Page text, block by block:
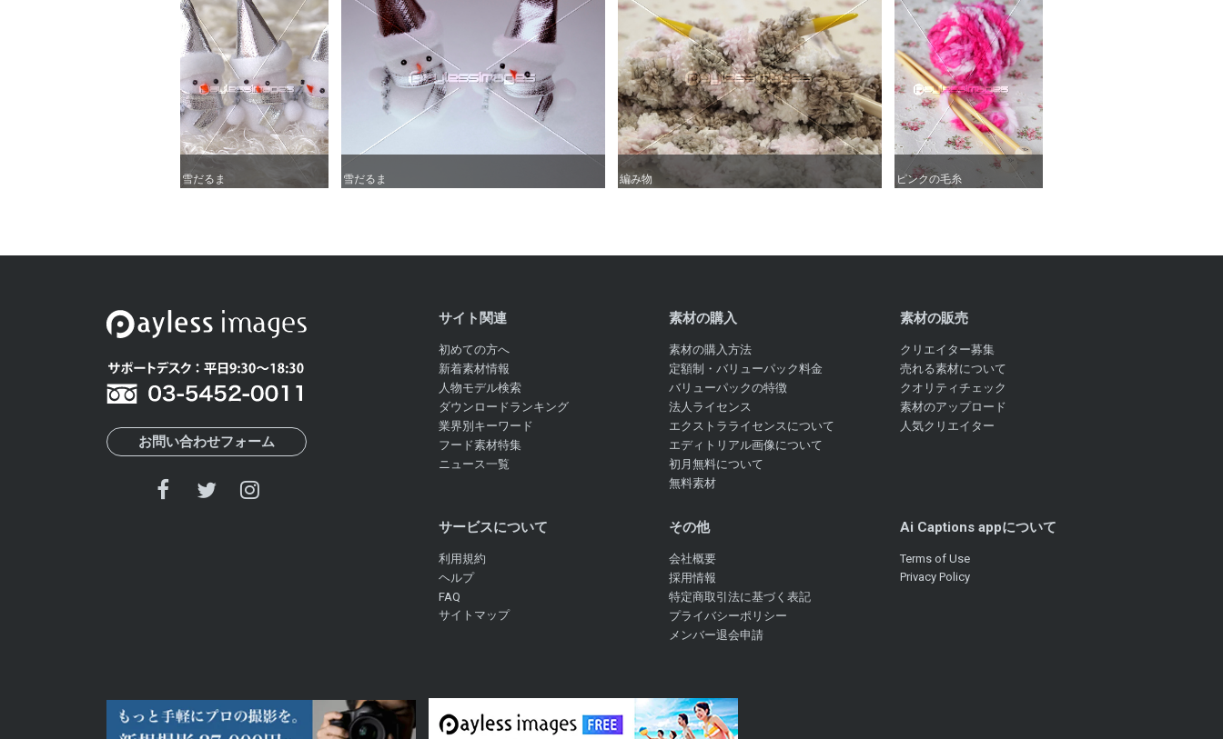
雪だるま
雪だるま 雪だるま
雪だるま 編み物
編み物 ピンクの毛糸
ピンクの毛糸
お問い合わせフォーム
サイト関連
初めての方へ
新着素材情報
人物モデル検索
ダウンロードランキング
業界別キーワード
フード素材特集
ニュース一覧
素材の購入
素材の購入方法
定額制・バリューパック料金
バリューパックの特徴
法人ライセンス
エクストラライセンスについて
エディトリアル画像について
初月無料について
無料素材
素材の販売
クリエイター募集
売れる素材について
クオリティチェック
素材のアップロード
人気クリエイター
サービスについて
利用規約
ヘルプ
FAQ
サイトマップ
その他
会社概要
採用情報
特定商取引法に基づく表記
プライバシーポリシー
メンバー退会申請
Ai Captions appについて
Terms of Use
Privacy Policy